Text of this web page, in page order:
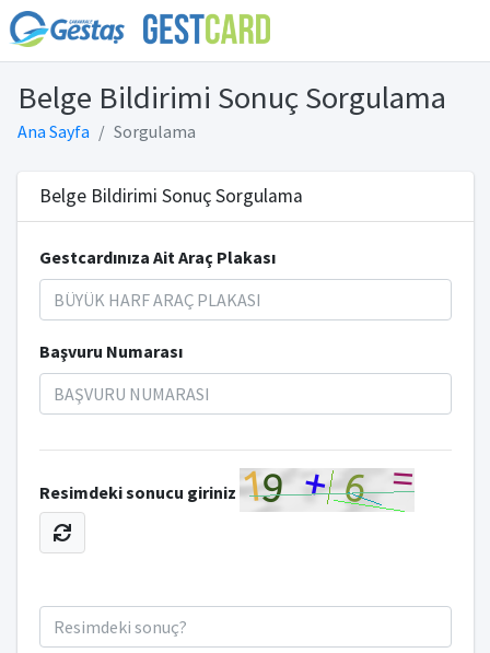
Belge Bildirimi Sonuç Sorgulama
Ana Sayfa Sorgulama
Belge Bildirimi Sonuç Sorgulama
Gestcardınıza Ait Araç Plakası
Başvuru Numarası
Resimdeki sonucu giriniz